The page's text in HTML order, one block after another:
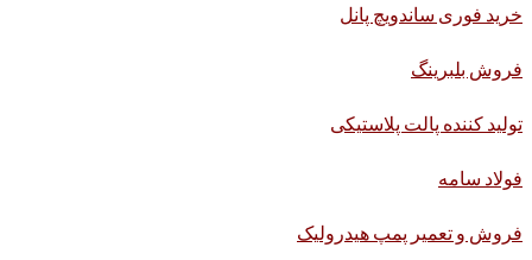
خرید فوری ساندویچ پانل
فروش بلبرینگ
تولید کننده پالت پلاستیکی
فولاد سامه
فروش و تعمیر پمپ هیدرولیک